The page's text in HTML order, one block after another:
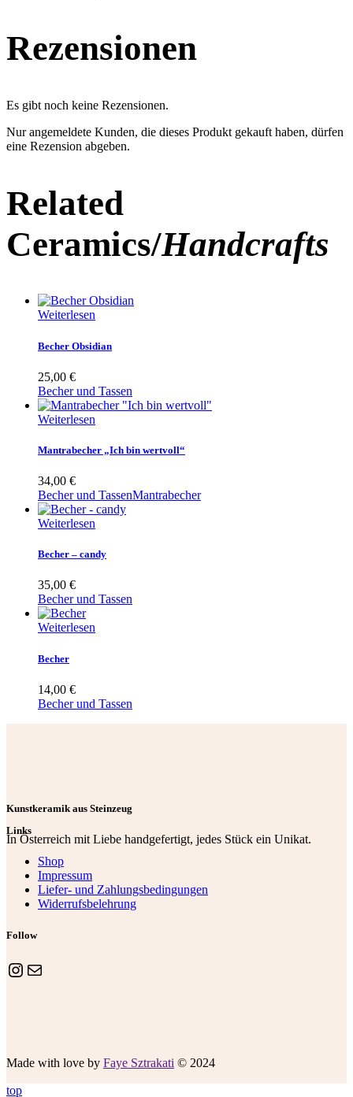
Rezensionen
Es gibt noch keine Rezensionen.
Nur angemeldete Kunden, die dieses Produkt gekauft haben, dürfen
eine Rezension abgeben.
Related
Ceramics/Handcrafts
Weiterlesen
Becher Obsidian
25,00 €
Becher und Tassen
Weiterlesen
Mantrabecher „Ich bin wertvoll“
34,00 €
Becher und TassenMantrabecher
Weiterlesen
Becher – candy
35,00 €
Becher und Tassen
Weiterlesen
Becher
14,00 €
Becher und Tassen
Kunstkeramik aus Steinzeug
In Österreich mit Liebe handgefertigt, jedes Stück ein Unikat.
Links
Shop
Impressum
Liefer- und Zahlungsbedingungen
Widerrufsbelehrung
Follow
Instagram
E-Mail
Made with love by Faye Sztrakati © 2024
top